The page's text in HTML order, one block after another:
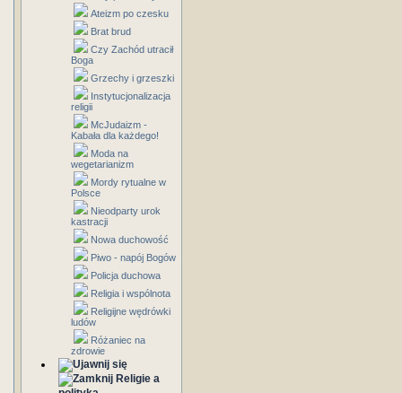
Ateizm po czesku
Brat brud
Czy Zachód utracił
Boga
Grzechy i grzeszki
Instytucjonalizacja
religii
McJudaizm -
Kabała dla każdego!
Moda na
wegetarianizm
Mordy rytualne w
Polsce
Nieodparty urok
kastracji
Nowa duchowość
Piwo - napój Bogów
Policja duchowa
Religia i wspólnota
Religijne wędrówki
ludów
Różaniec na
zdrowie
Religie a